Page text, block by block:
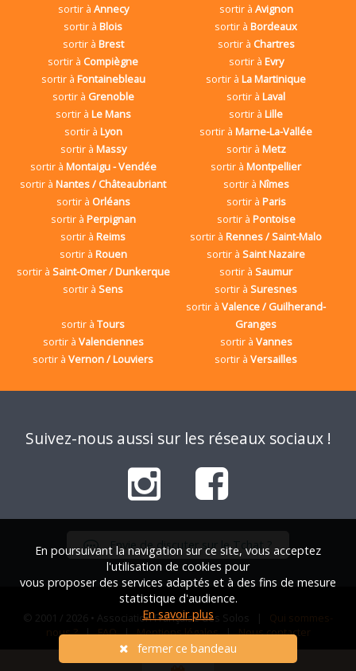
sortir à Annecy sortir à Avignon
sortir àBlois sortir àBordeaux
sortir à Brest sortir à Chartres
sortir à Compiègne sortir à Evry
sortir à Fontainebleau sortir àLa Martinique
sortir à Grenoble sortir àLaval
sortir à Le Mans sortir àLille
sortir à Lyon sortir àMarne-La-Vallée
sortir à Massy sortir à Metz
sortir à Montaigu - Vendée sortir àMontpellier
sortir àNantes / Châteaubriant sortir à Nîmes
sortir à Orléans sortir à Paris
sortir à Perpignan sortir à Pontoise
sortir àReims sortir àRennes / Saint-Malo
sortir à Rouen sortir àSaint Nazaire
sortir à Saint-Omer / Dunkerque sortir àSaumur
sortir àSens sortir àSuresnes
sortir àTours
sortir àValence / Guilherand-
Granges
sortir à Valenciennes sortir à Vannes
sortir àVernon / Louviers sortir àVersailles
Suivez-nous aussi sur les réseaux sociaux !
Envie de discuter sur le Tchat ?
© 2001 / 2026 • Association Française des Solos | Qui sommes-
nous ?|FAQ|Mentions légales|Nous contacter
En poursuivant la navigation sur ce site, vous acceptez
l'utilisation de cookies pour
vous proposer des services adaptés et à des fins de mesure
statistique d'audience.
En savoir plus
fermer ce bandeau